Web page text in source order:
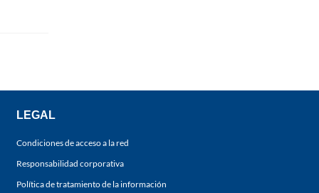
LEGAL
Condiciones de acceso a la red
Responsabilidad corporativa
Política de tratamiento de la información